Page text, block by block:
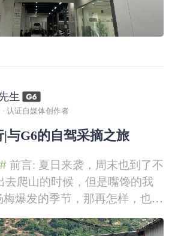
生
· 认证自媒体创作者
|与G6的自驾采摘之旅
前言: 夏日来袭，周末也到了不
爬山的时候，但是嘴馋的我
爆发的季节，那再怎样，也得
一场杨梅采摘之旅呀！1️⃣路线